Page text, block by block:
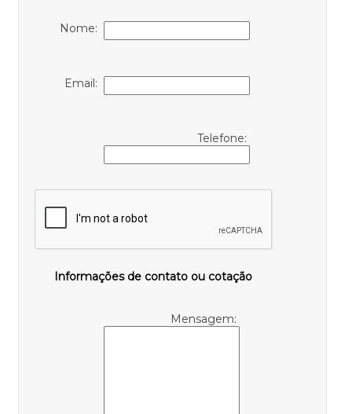
Nome:
Email:
Telefone:
Informações de contato ou cotação
Mensagem: